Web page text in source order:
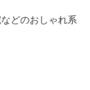
どのおしゃれ系